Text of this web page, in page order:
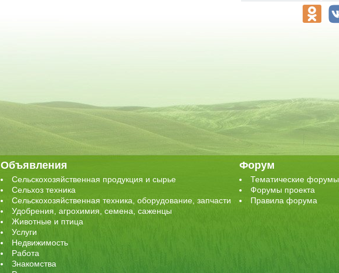
Объявления
Сельскохозяйственная продукция и сырье
Сельхоз техника
Сельскохозяйственная техника, оборудование, запчасти
Удобрения, агрохимия, семена, саженцы
Животные и птица
Услуги
Недвижимость
Работа
Знакомства
Форум
Тематические форумы
Форумы проекта
Правила форума